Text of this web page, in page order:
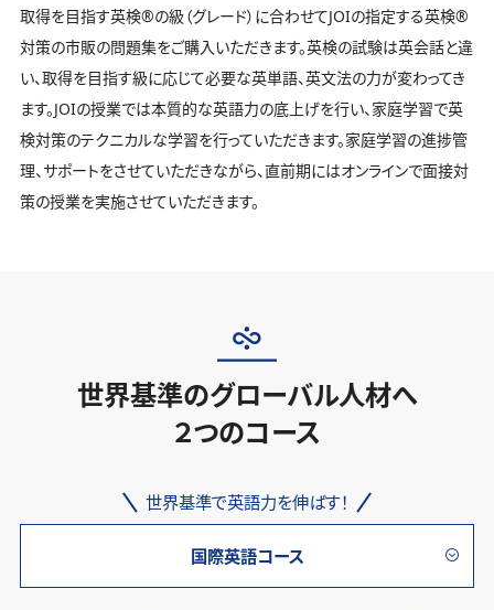
取得を目指す英検®️の級（グレード）に合わせてJOIの指定する英検®️
対策の市販の問題集をご購入いただきます。英検の試験は英会話と違
い、取得を目指す級に応じて必要な英単語、英文法の力が変わってき
ます。JOIの授業では本質的な英語力の底上げを行い、家庭学習で英
検対策のテクニカルな学習を行っていただきます。家庭学習の進捗管
理、サポートをさせていただきながら、直前期にはオンラインで面接対
策の授業を実施させていただきます。
世界基準のグローバル人材へ
２つのコース
世界基準で英語力を伸ばす！
国際英語コース